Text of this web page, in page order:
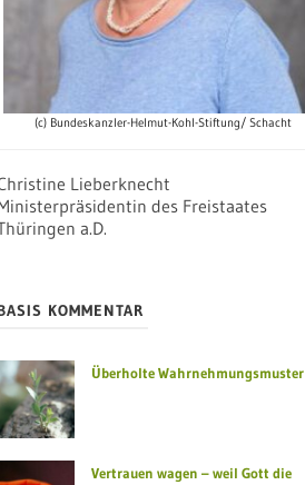
(c) Bundeskanzler-Helmut-Kohl-Stiftung/ Schacht
Lieberknecht
des Freistaates
a.D.
KOMMENTAR
Überholte Wahrnehmungsmuster
Vertrauen wagen – weil Gott die